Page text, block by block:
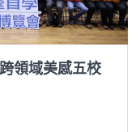
領域美感五校